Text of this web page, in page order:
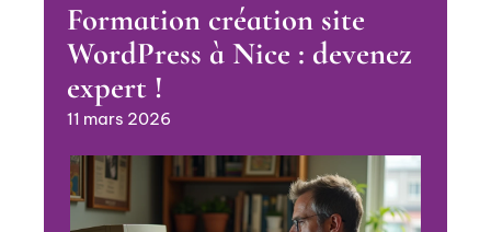
Formation création site
WordPress à Nice : devenez
expert !
11 mars 2026